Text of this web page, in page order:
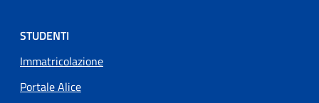
STUDENTI
Immatricolazione
Portale Alice